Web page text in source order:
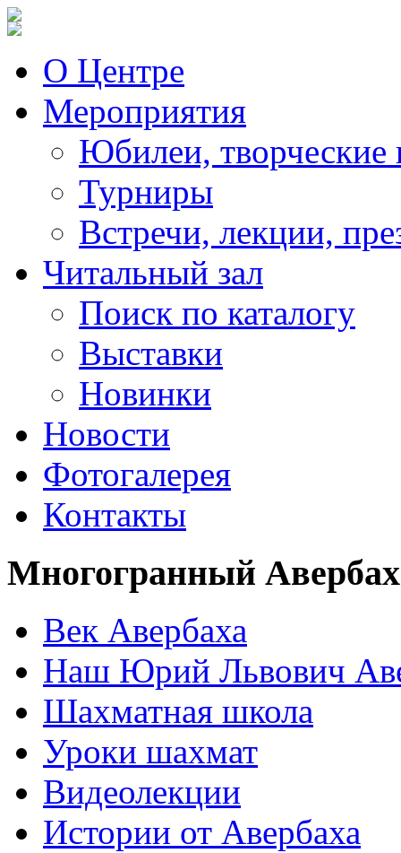
О Центре
Мероприятия
Юбилеи, творческие
Турниры
Встречи, лекции,
Читальный зал
Поиск по каталогу
Выставки
Новинки
Новости
Фотогалерея
Контакты
Многогранный Авербах
Век Авербаха
Наш Юрий Львович
Шахматная школа
Уроки шахмат
Видеолекции
Истории от Авербаха